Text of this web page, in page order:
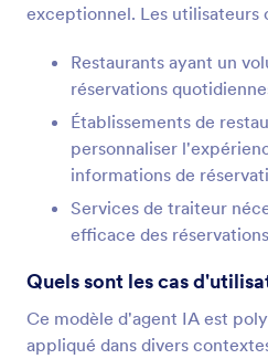
exceptionnel. Les utilisateurs
Restaurants ayant un
réservations
Établissements de
personnaliser
informations de
Services de traiteur
efficace des
Quels sont les cas
Ce modèle d'agent IA est
appliqué dans divers